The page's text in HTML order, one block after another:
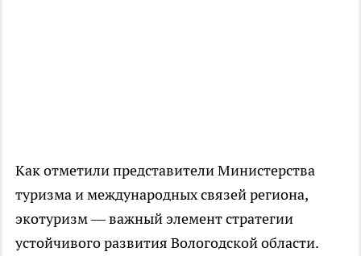
Как отметили представители Министерства
туризма и международных связей региона,
экотуризм — важный элемент стратегии
устойчивого развития Вологодской области.